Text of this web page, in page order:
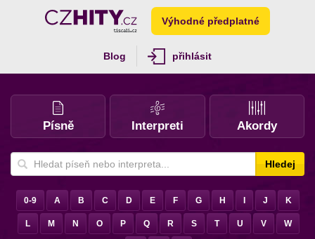
Výhodné předplatné
Blog přihlásit
Písně Interpreti Akordy
Hledej
0-9 A B C D E F G H J K
L M N O P Q R S T U V W